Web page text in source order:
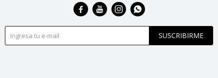
SUSCRIBIRME
   